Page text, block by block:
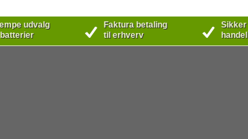
udvalg
Faktura betaling
til erhverv
Sikker
handel